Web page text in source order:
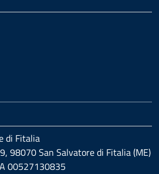
di Fitalia
98070 San Salvatore di Fitalia (ME)
00527130835